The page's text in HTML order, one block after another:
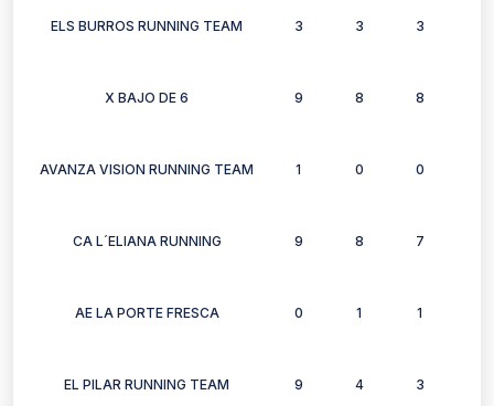
ELS BURROS RUNNING TEAM 3 3 3
X BAJO DE 6 9 8 8
AVANZA VISION RUNNING TEAM 1 0 0
CA L´ELIANA RUNNING 9 8 7
AE LA PORTE FRESCA 0 1 1
EL PILAR RUNNING TEAM 9 4 3